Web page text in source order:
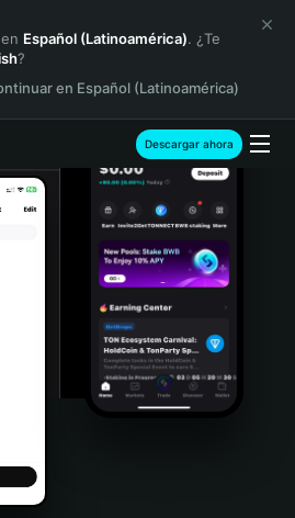
Español (Latinoamérica). ¿Te
?
en Español (Latinoamérica)
Descargar ahora